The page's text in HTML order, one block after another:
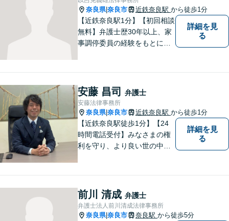
奈良県|奈良市 近鉄奈良駅 から徒歩1分
【近鉄奈良駅1分】【初回相談
無料】弁護士歴30年以上、家
事調停委員の経験をもとに複
発生前のご相談も受け付けて
おります。【電話相談可】
詳細を見
る
安藤 昌司 弁護士
安藤法律事務所
奈良県|奈良市 近鉄奈良駅 から徒歩1分
【近鉄奈良駅徒歩1分】【24
時間電話受付】みなさまの権
利を守り、より良い世の中に
ています。法律トラブルでお
悩みごとがありましたら、お
気軽にご相談ください。
詳細を見
る
前川 清成 弁護士
弁護士法人前川清成法律事務所
奈良県|奈良市 奈良駅 から徒歩5分